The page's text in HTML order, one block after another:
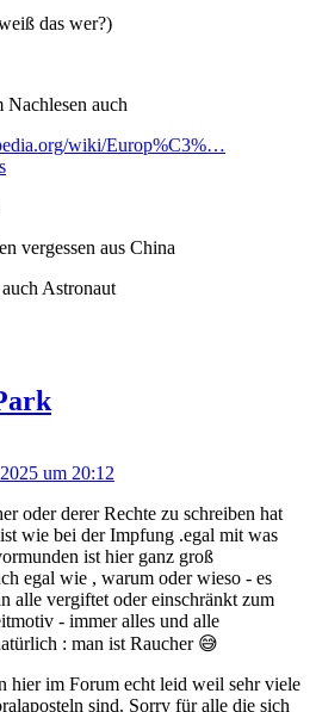
das wer?)
auch
wiki/Europ%C3%…
vergessen aus China
Astronaut
um 20:12
oder derer Rechte zu schreiben hat
wie bei der Impfung .egal mit was
ist hier ganz groß
egal wie , warum oder wieso - es
alle vergiftet oder einschränkt zum
- immer alles und alle
: man ist Raucher 😅
hier im Forum echt leid weil sehr viele
sind. Sorry für alle die sich